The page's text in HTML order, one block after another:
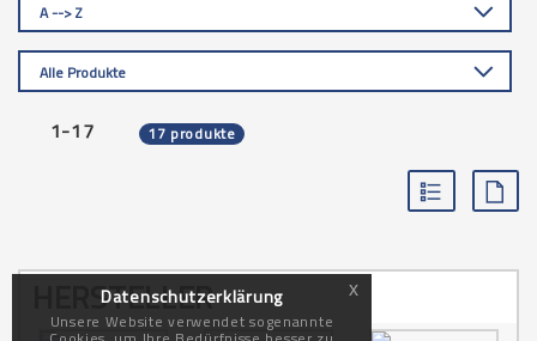
A --> Z
Alle Produkte
1-17 17 produkte
HERSTELLER
Datenschutzerklärung
Unsere Website verwendet sogenannte
x